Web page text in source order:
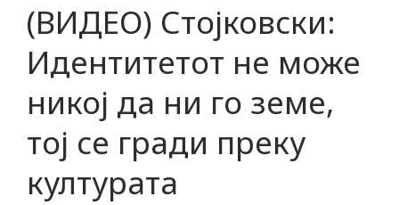
(ВИДЕО) Стојковски:
Идентитетот не може
никој да ни го земе,
тој се гради преку
културата